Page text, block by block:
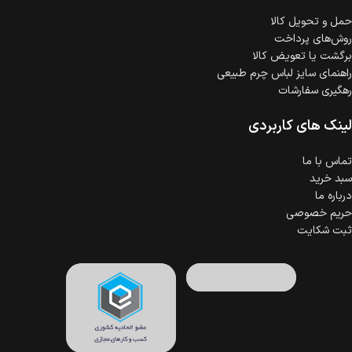
حمل‌ و تحویل کالا
روش‌های پرداخت
برگشت یا تعویض کالا
راهنمای سایز لباس چرم طبیعی
رهگیری سفارشات
لینک های کاربردی
تماس با ما
سبد خرید
درباره ما
حریم خصوصی
ثبت شکایت